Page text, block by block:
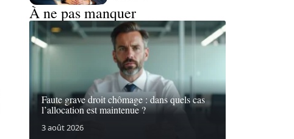
À ne pas manquer
Faute grave droit chômage : dans quels cas
l’allocation est maintenue ?
3 août 2026